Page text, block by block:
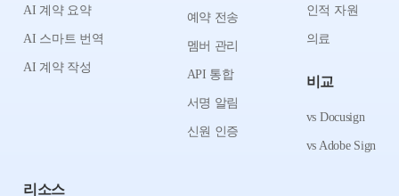
AI 계약 요약
AI 스마트 번역
AI 계약 작성
예약 전송
멤버 관리
API 통합
서명 알림
신원 인증
인적 자원
의료
비교
vs Docusign
vs Adobe Sign
리소스